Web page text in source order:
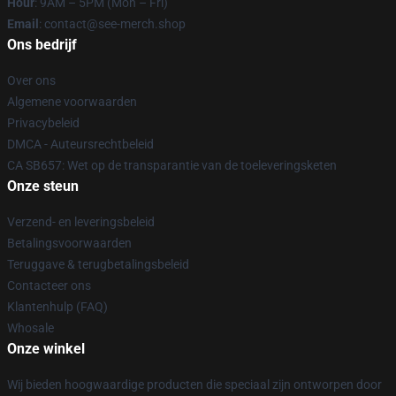
Email : contact@see-merch.shop
Ons bedrijf
Over ons
Algemene voorwaarden
Privacybeleid
DMCA - Auteursrechtbeleid
CA SB657: Wet op de transparantie van de toeleveringsketen
Onze steun
Verzend- en leveringsbeleid
Betalingsvoorwaarden
Teruggave & terugbetalingsbeleid
Contacteer ons
Klantenhulp (FAQ)
Whosale
Onze winkel
Wij bieden hoogwaardige producten die speciaal zijn ontworpen door